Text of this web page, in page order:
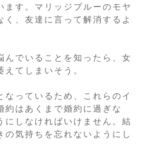
ます。マリッジブルーのモヤ
く、友達に言って解消するよ
でいることを知ったら、女
てしまいそう。
なっているため、これらのイ
約はあくまで婚約に過ぎな
にしなければいけません。結
の気持ちを忘れないようにし